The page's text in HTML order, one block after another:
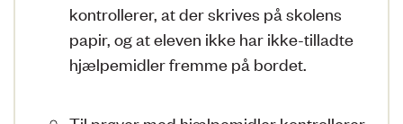
kontrollerer, at der skrives på skolens
papir, og at eleven ikke har ikke-tilladte
hjælpemidler fremme på bordet.